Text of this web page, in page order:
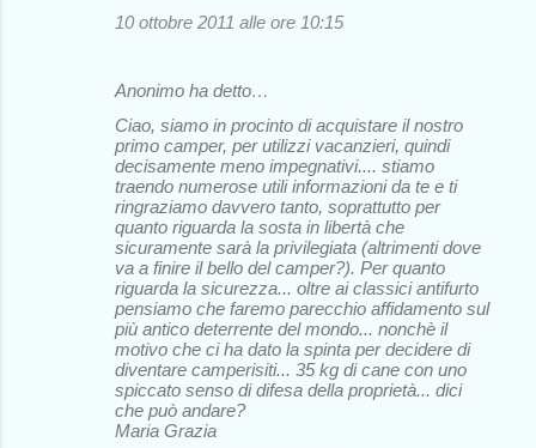
10 ottobre 2011 alle ore 10:15
Anonimo ha detto…
Ciao, siamo in procinto di acquistare il nostro
primo camper, per utilizzi vacanzieri, quindi
decisamente meno impegnativi.... stiamo
traendo numerose utili informazioni da te e ti
ringraziamo davvero tanto, soprattutto per
quanto riguarda la sosta in libertà che
sicuramente sarà la privilegiata (altrimenti dove
va a finire il bello del camper?). Per quanto
riguarda la sicurezza... oltre ai classici antifurto
pensiamo che faremo parecchio affidamento sul
più antico deterrente del mondo... nonchè il
motivo che ci ha dato la spinta per decidere di
diventare camperisiti... 35 kg di cane con uno
spiccato senso di difesa della proprietà... dici
che può andare?
Maria Grazia